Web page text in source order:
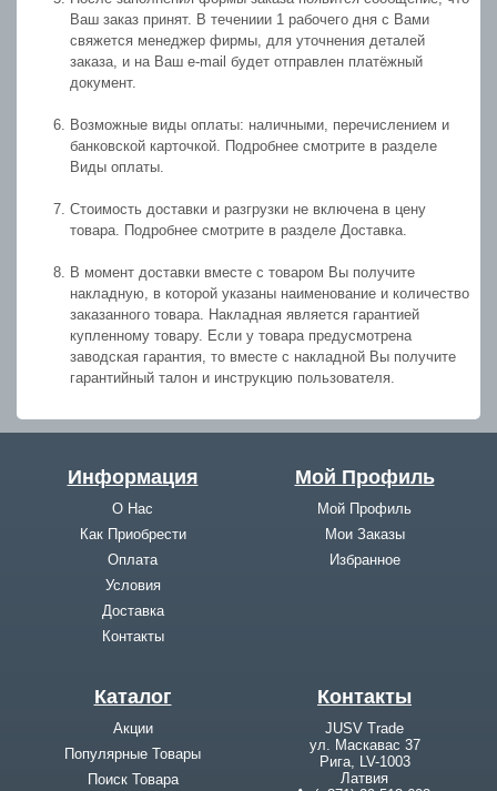
Ваш заказ принят. В течениии 1 рабочего дня с Вами
свяжется менеджер фирмы, для уточнения деталей
заказа, и на Ваш e-mail будет отправлен платёжный
документ.
Возможные виды оплаты: наличными, перечислением и
банковской карточкой. Подробнее смотрите в разделе
Виды оплаты.
Стоимость доставки и разгрузки не включена в цену
товара. Подробнее смотрите в разделе Доставка.
В момент доставки вместе с товаром Вы получите
накладную, в которой указаны наименование и количество
заказанного товара. Накладная является гарантией
купленному товару. Если у товара предусмотрена
заводская гарантия, то вместе с накладной Вы получите
гарантийный талон и инструкцию пользователя.
Информация
О Нас
Как Приобрести
Оплата
Условия
Доставка
Контакты
Мой Профиль
Мой Профиль
Мои Заказы
Избранное
Каталог
Акции
Популярные Товары
Поиск Товара
Контакты
JUSV Trade
ул. Маскавас 37
Рига, LV-1003
Латвия